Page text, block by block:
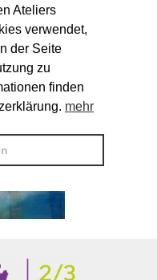
Ateliers
verwendet,
der Seite
zu
finden
mehr